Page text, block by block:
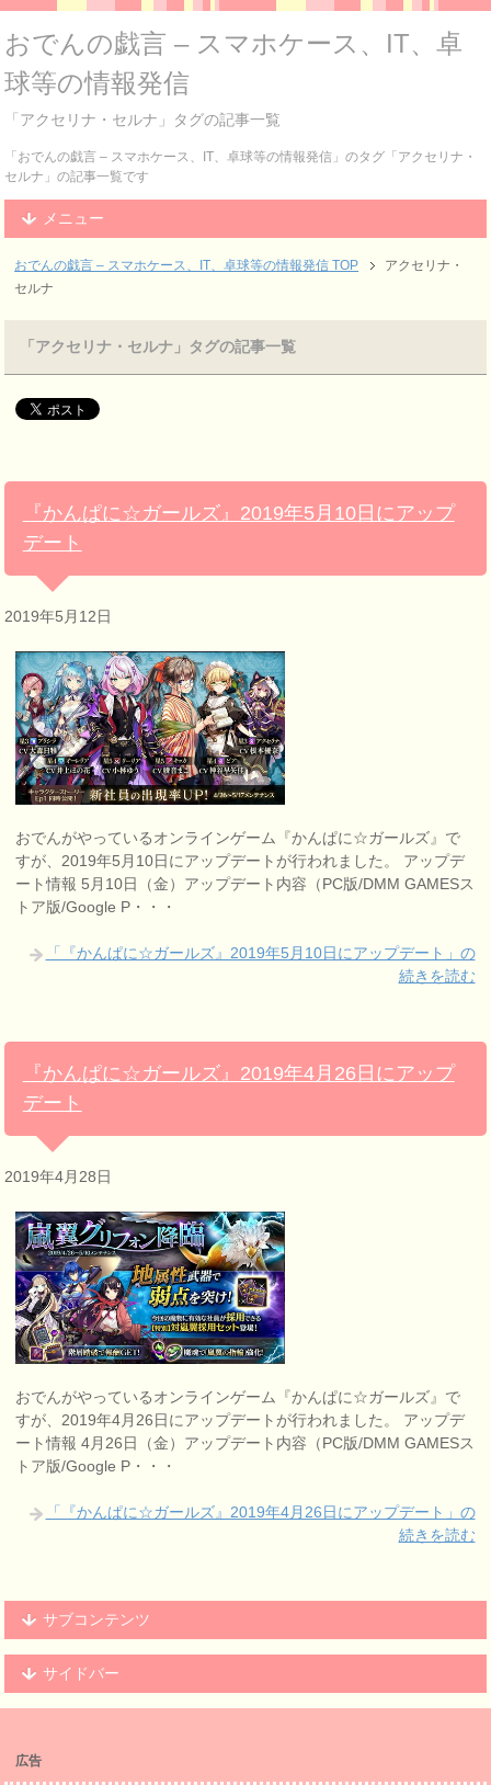
おでんの戯言 – スマホケース、IT、卓
球等の情報発信
「アクセリナ・セルナ」タグの記事一覧
「おでんの戯言 – スマホケース、IT、卓球等の情報発信」のタグ「アクセリナ・
セルナ」の記事一覧です
メニュー
おでんの戯言 – スマホケース、IT、卓球等の情報発信 TOP
アクセリナ・
セルナ
「アクセリナ・セルナ」タグの記事一覧
『かんぱに☆ガールズ』2019年5月10日にアップ
デート
2019年5月12日
おでんがやっているオンラインゲーム『かんぱに☆ガールズ』で
すが、2019年5月10日にアップデートが行われました。 アップデ
ート情報 5月10日（金）アップデート内容（PC版/DMM GAMESス
トア版/Google P・・・
「『かんぱに☆ガールズ』2019年5月10日にアップデート」の
続きを読む
『かんぱに☆ガールズ』2019年4月26日にアップ
デート
2019年4月28日
おでんがやっているオンラインゲーム『かんぱに☆ガールズ』で
すが、2019年4月26日にアップデートが行われました。 アップデ
ート情報 4月26日（金）アップデート内容（PC版/DMM GAMESス
トア版/Google P・・・
「『かんぱに☆ガールズ』2019年4月26日にアップデート」の
続きを読む
サブコンテンツ
サイドバー
広告